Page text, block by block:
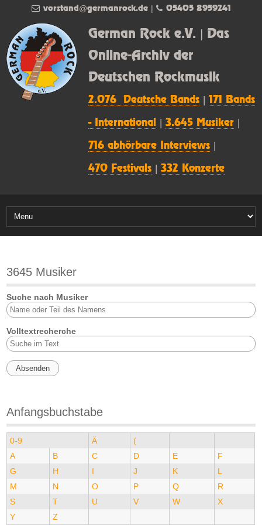
German Rock e.V. | Das
Online-Archiv der
Deutschen Rockmusik
2.076 Deutsche Bands |171 Bands
- International |3.645 Musiker
716 abhörbare Interviews
470 Festivals |332 Konzerte
vorstand@germanrock.de| 05405 8959241
3645 Musiker
Suche nach Musiker
Volltextrecherche
Anfangsbuchstabe
0-9 Ä
(
A
B C D E
F
G
H I J K
L
M
N O P Q
R
S
T U V W
X
Y
Z